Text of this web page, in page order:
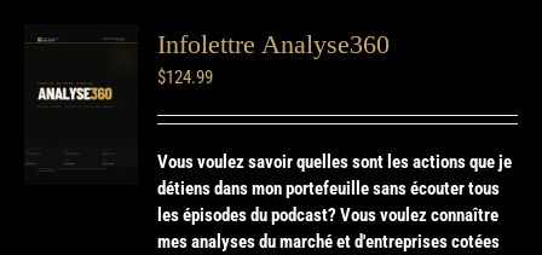
Infolettre Analyse360
$124.99
Vous voulez savoir quelles sont les actions que je
détiens dans mon portefeuille sans écouter tous
les épisodes du podcast? Vous voulez connaître
mes analyses du marché et d'entreprises cotées